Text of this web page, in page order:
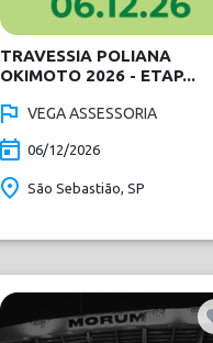
TRAVESSIA POLIANA
OKIMOTO 2026 - ETAP...
VEGA ASSESSORIA
06/12/2026
São Sebastião, SP